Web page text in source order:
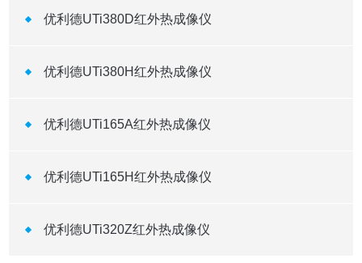
优利德UTi380D红外热成像仪
优利德UTi380H红外热成像仪
优利德UTi165A红外热成像仪
优利德UTi165H红外热成像仪
优利德UTi320Z红外热成像仪